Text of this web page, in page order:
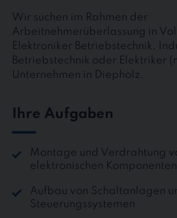
Wir suchen im Rahmen der
Arbeitnehmerüberlassung in
Elektroniker Betriebstechnik,
Betriebstechnik oder Elektriker
Unternehmen in Diepholz.
Ihre Aufgaben
Montage und Verdrahtung
elektronischen Komponenten
Aufbau von Schaltanlagen
Steuerungssystemen